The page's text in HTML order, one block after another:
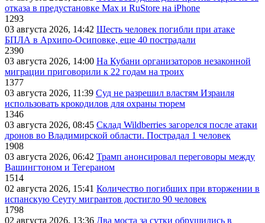
отказа в предустановке Max и RuStore на iPhone
1293
03 августа 2026, 14:42 Шесть человек погибли при атаке
БПЛА в Архипо-Осиповке, еще 40 пострадали
2390
03 августа 2026, 14:00 На Кубани организаторов незаконной
миграции приговорили к 22 годам на троих
1377
03 августа 2026, 11:39 Суд не разрешил властям Израиля
использовать крокодилов для охраны тюрем
1346
03 августа 2026, 08:45 Склад Wildberries загорелся после атаки
дронов во Владимирской области. Пострадал 1 человек
1908
03 августа 2026, 06:42 Трамп анонсировал переговоры между
Вашингтоном и Тегераном
1514
02 августа 2026, 15:41 Количество погибших при вторжении в
испанскую Сеуту мигрантов достигло 90 человек
1798
02 августа 2026, 13:36 Два моста за сутки обрушились в